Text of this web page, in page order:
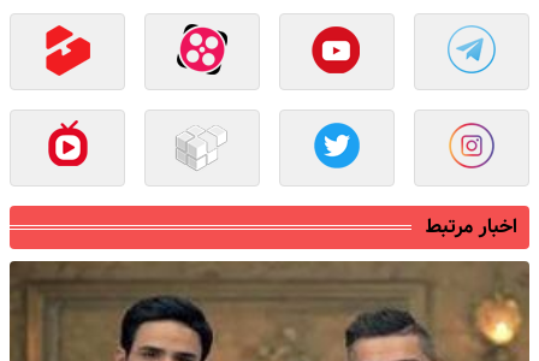
اخبار مرتبط